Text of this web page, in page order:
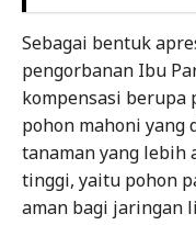
Sebagai bentuk
pengorbanan Ibu
kompensasi berupa
pohon mahoni yang
tanaman yang lebih
tinggi, yaitu pohon
aman bagi jaringan